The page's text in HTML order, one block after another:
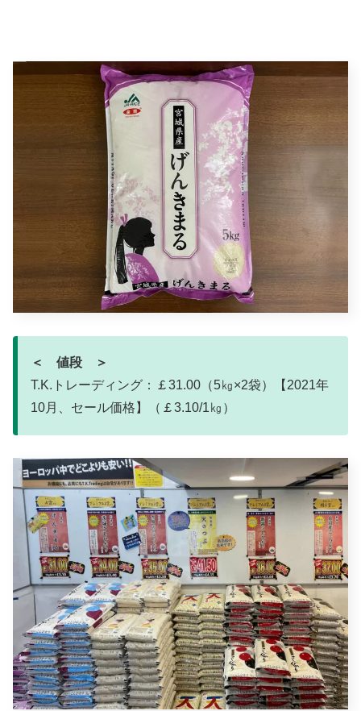
＜ 値段 ＞
T.K.トレーディング：￡31.00（5㎏×2袋）【2021年
10月、セール価格】（￡3.10/1㎏）